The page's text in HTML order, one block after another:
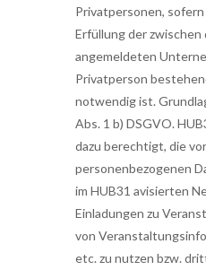
Privatpersonen,
Erfüllung der zwischen
angemeldeten
Privatperson
notwendig ist.
Abs. 1 b) DSGVO.
dazu berechtigt, die
personenbezogenen
im HUB31 avisierten
Einladungen zu
von
etc. zu nutzen bzw.